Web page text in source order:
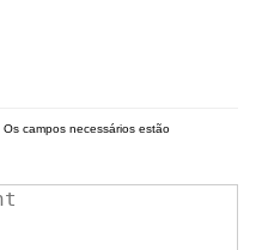
Os campos necessários estão